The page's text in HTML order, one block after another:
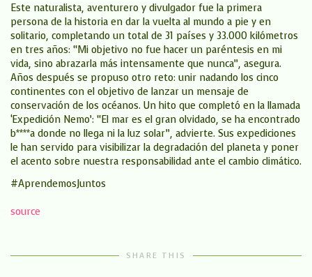
Este naturalista, aventurero y divulgador fue la primera
persona de la historia en dar la vuelta al mundo a pie y en
solitario, completando un total de 31 países y 33.000 kilómetros
en tres años: “Mi objetivo no fue hacer un paréntesis en mi
vida, sino abrazarla más intensamente que nunca”, asegura.
Años después se propuso otro reto: unir nadando los cinco
continentes con el objetivo de lanzar un mensaje de
conservación de los océanos. Un hito que completó en la llamada
‘Expedición Nemo’: “El mar es el gran olvidado, se ha encontrado
b****a donde no llega ni la luz solar”, advierte. Sus expediciones
le han servido para visibilizar la degradación del planeta y poner
el acento sobre nuestra responsabilidad ante el cambio climático.
#AprendemosJuntos
source
SHARE THIS